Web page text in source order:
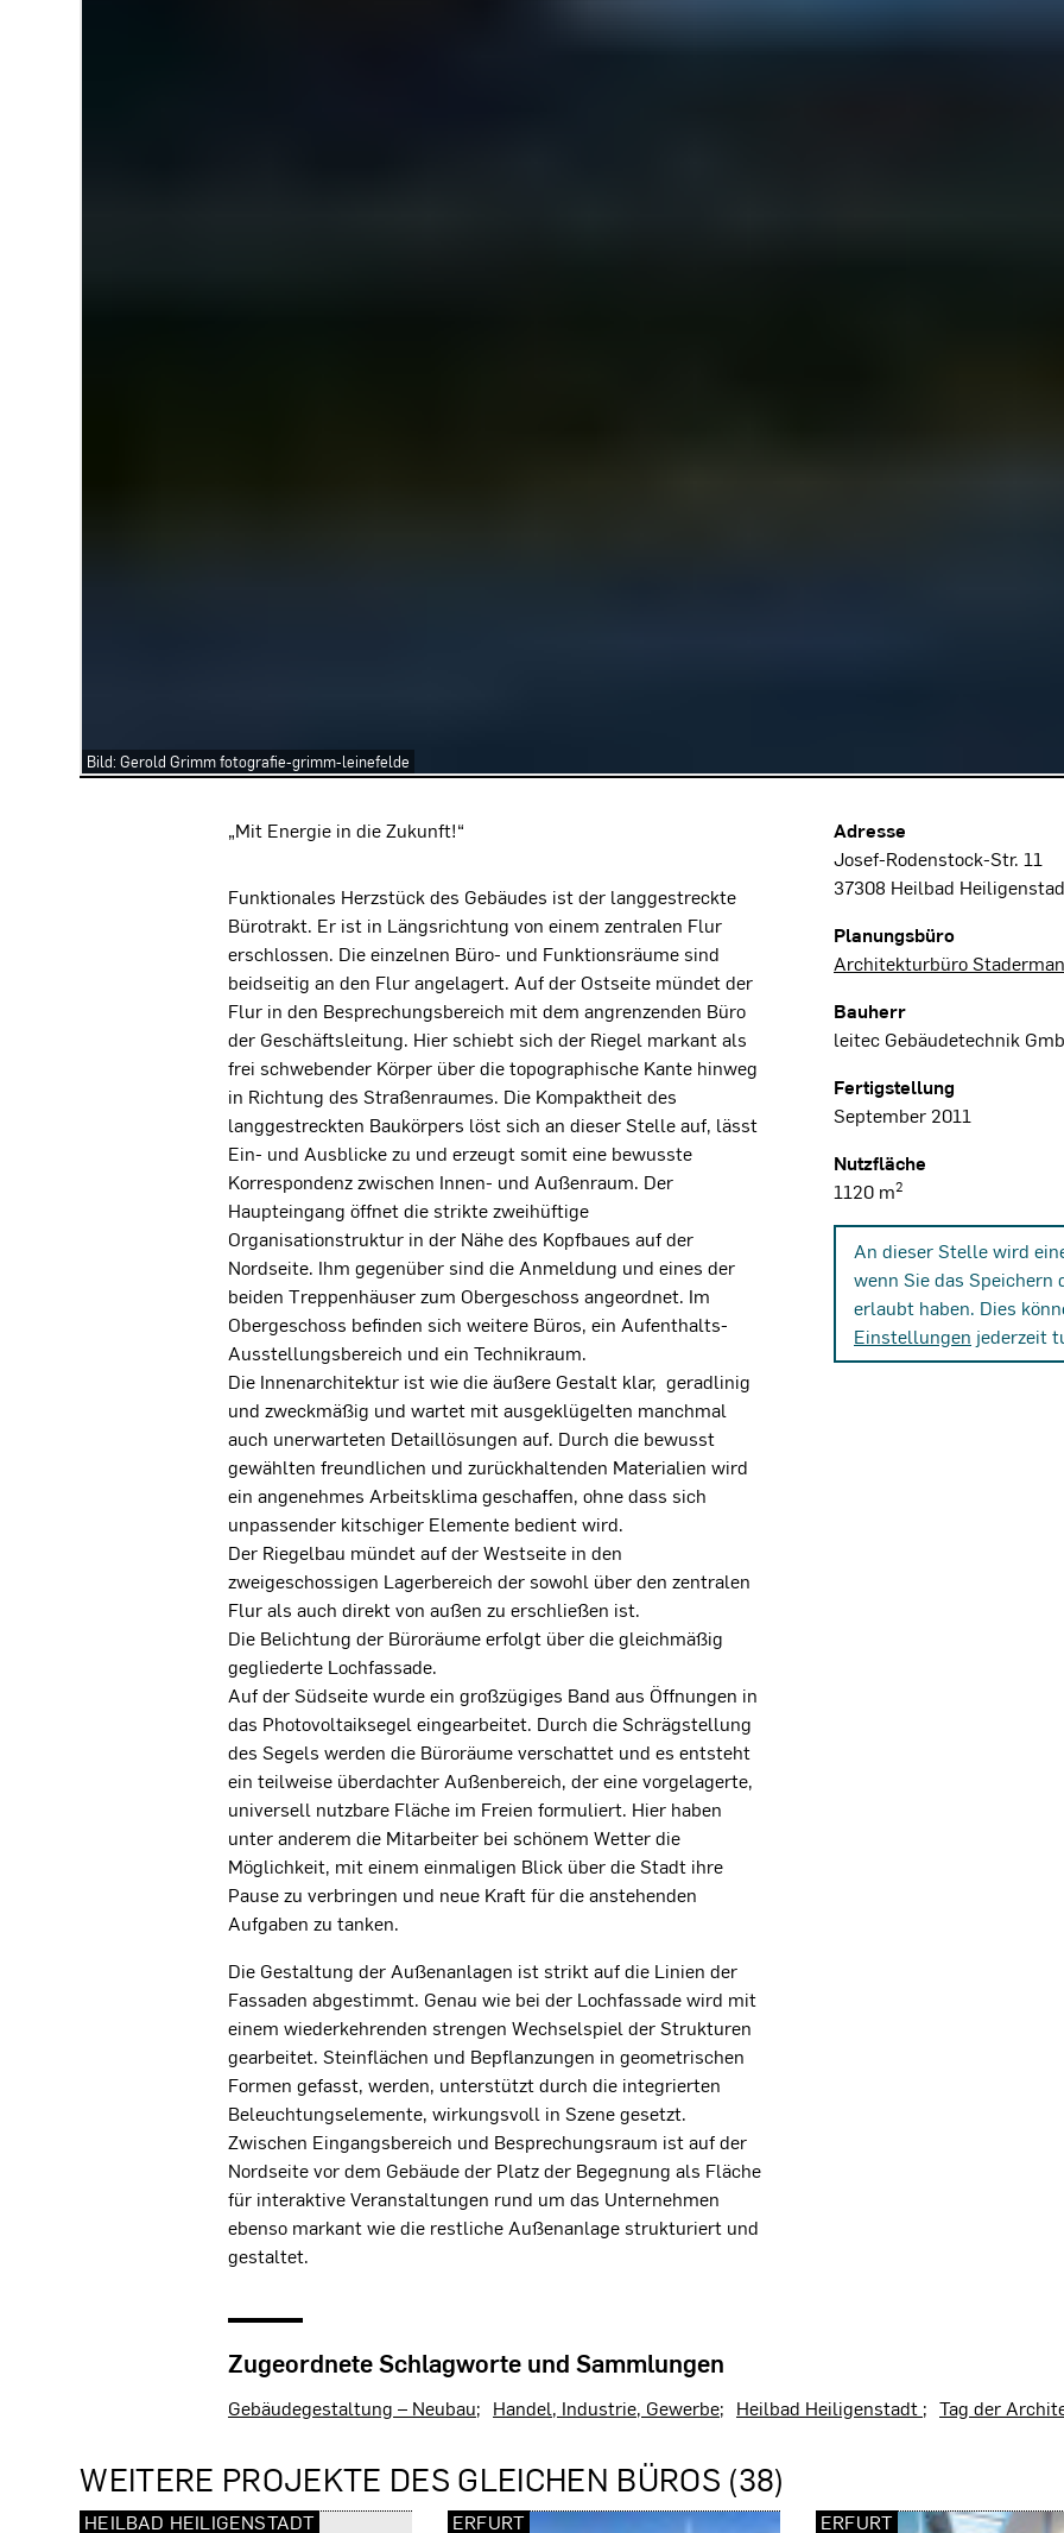
Bild: Gerold Grimm fotografie-grimm-leinefelde
Projektbeschreibung
„Mit Energie in die Zukunft!“
Funktionales Herzstück des Gebäudes ist der langgestreckte
Bürotrakt. Er ist in Längsrichtung von einem zentralen Flur
erschlossen. Die einzelnen Büro- und Funktionsräume sind
beidseitig an den Flur angelagert. Auf der Ostseite mündet der
Flur in den Besprechungsbereich mit dem angrenzenden Büro
der Geschäftsleitung. Hier schiebt sich der Riegel markant als
frei schwebender Körper über die topographische Kante hinweg
in Richtung des Straßenraumes. Die Kompaktheit des
langgestreckten Baukörpers löst sich an dieser Stelle auf, lässt
Ein- und Ausblicke zu und erzeugt somit eine bewusste
Korrespondenz zwischen Innen- und Außenraum. Der
Haupteingang öffnet die strikte zweihüftige
Organisationstruktur in der Nähe des Kopfbaues auf der
Nordseite. Ihm gegenüber sind die Anmeldung und eines der
beiden Treppenhäuser zum Obergeschoss angeordnet. Im
Obergeschoss befinden sich weitere Büros, ein Aufenthalts-
Ausstellungsbereich und ein Technikraum.
Die Innenarchitektur ist wie die äußere Gestalt klar, geradlinig
und zweckmäßig und wartet mit ausgeklügelten manchmal
auch unerwarteten Detaillösungen auf. Durch die bewusst
gewählten freundlichen und zurückhaltenden Materialien wird
ein angenehmes Arbeitsklima geschaffen, ohne dass sich
unpassender kitschiger Elemente bedient wird.
Der Riegelbau mündet auf der Westseite in den
zweigeschossigen Lagerbereich der sowohl über den zentralen
Flur als auch direkt von außen zu erschließen ist.
Die Belichtung der Büroräume erfolgt über die gleichmäßig
gegliederte Lochfassade.
Auf der Südseite wurde ein großzügiges Band aus Öffnungen in
das Photovoltaiksegel eingearbeitet. Durch die Schrägstellung
des Segels werden die Büroräume verschattet und es entsteht
ein teilweise überdachter Außenbereich, der eine vorgelagerte,
universell nutzbare Fläche im Freien formuliert. Hier haben
unter anderem die Mitarbeiter bei schönem Wetter die
Möglichkeit, mit einem einmaligen Blick über die Stadt ihre
Pause zu verbringen und neue Kraft für die anstehenden
Aufgaben zu tanken.
Die Gestaltung der Außenanlagen ist strikt auf die Linien der
Fassaden abgestimmt. Genau wie bei der Lochfassade wird mit
einem wiederkehrenden strengen Wechselspiel der Strukturen
gearbeitet. Steinflächen und Bepflanzungen in geometrischen
Formen gefasst, werden, unterstützt durch die integrierten
Beleuchtungselemente, wirkungsvoll in Szene gesetzt.
Zwischen Eingangsbereich und Besprechungsraum ist auf der
Nordseite vor dem Gebäude der Platz der Begegnung als Fläche
für interaktive Veranstaltungen rund um das Unternehmen
ebenso markant wie die restliche Außenanlage strukturiert und
gestaltet.
Projektdaten
Adresse
Josef-Rodenstock-Str. 11
37308 Heilbad
Planungsbüro
Architekturbüro
Bauherr
leitec Gebäudetechnik
Fertigstellung
September 2011
Nutzfläche
1120 m2
An dieser Stelle wird
wenn Sie das Speichern
erlaubt haben. Dies
Einstellungen jederzeit
Zugeordnete Schlagworte und Sammlungen
Gebäudegestaltung – Neubau Handel, Industrie, Gewerbe Heilbad Heiligenstadt Tag der
WEITERE PROJEKTE DES GLEICHEN BÜROS (38)
HEILBAD HEILIGENSTADT ERFURT ERFURT